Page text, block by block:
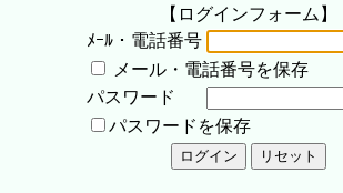
【ログインフォーム】
ﾒｰﾙ・電話番号
メール・電話番号を保存
パスワード
パスワードを保存